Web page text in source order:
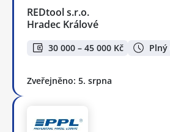
REDtool s.r.o.
Hradec Králové
30 000 – 45 000 Kč Plný
Zveřejněno: 5. srpna